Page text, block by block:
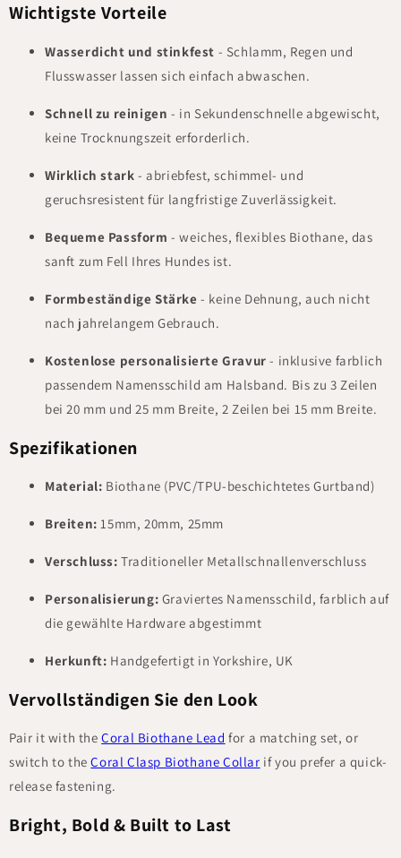
Wichtigste Vorteile
Wasserdicht und stinkfest - Schlamm, Regen und
Flusswasser lassen sich einfach abwaschen.
Schnell zu reinigen - in Sekundenschnelle abgewischt,
keine Trocknungszeit erforderlich.
Wirklich stark - abriebfest, schimmel- und
geruchsresistent für langfristige Zuverlässigkeit.
Bequeme Passform - weiches, flexibles Biothane, das
sanft zum Fell Ihres Hundes ist.
Formbeständige Stärke - keine Dehnung, auch nicht
nach jahrelangem Gebrauch.
Kostenlose personalisierte Gravur - inklusive farblich
passendem Namensschild am Halsband. Bis zu 3 Zeilen
bei 20 mm und 25 mm Breite, 2 Zeilen bei 15 mm Breite.
Spezifikationen
Material: Biothane (PVC/TPU-beschichtetes Gurtband)
Breiten: 15mm, 20mm, 25mm
Verschluss: Traditioneller Metallschnallenverschluss
Personalisierung: Graviertes Namensschild, farblich auf
die gewählte Hardware abgestimmt
Herkunft: Handgefertigt in Yorkshire, UK
Vervollständigen Sie den Look
Pair it with theCoral Biothane Lead for a matching set, or
switch to theCoral Clasp Biothane Collar if you prefer a quick-
release fastening.
Bright, Bold & Built to Last